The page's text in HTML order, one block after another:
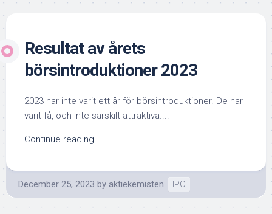
Resultat av årets
börsintroduktioner 2023
2023 har inte varit ett år för börsintroduktioner. De har
varit få, och inte särskilt attraktiva....
Continue reading...
December 25, 2023 by aktiekemisten IPO